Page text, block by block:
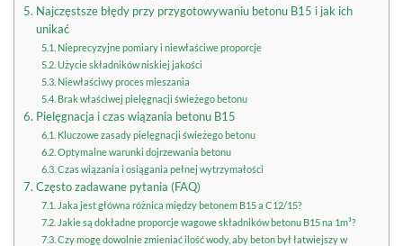
Najczęstsze błędy przy przygotowywaniu betonu B15 i jak ich
unikać
Nieprecyzyjne pomiary i niewłaściwe proporcje
Użycie składników niskiej jakości
Niewłaściwy proces mieszania
Brak właściwej pielęgnacji świeżego betonu
Pielęgnacja i czas wiązania betonu B15
Kluczowe zasady pielęgnacji świeżego betonu
Optymalne warunki dojrzewania betonu
Czas wiązania i osiągania pełnej wytrzymałości
Często zadawane pytania (FAQ)
Jaka jest główna różnica między betonem B15 a C12/15?
Jakie są dokładne proporcje wagowe składników betonu B15 na 1m³?
Czy mogę dowolnie zmieniać ilość wody, aby beton był łatwiejszy w